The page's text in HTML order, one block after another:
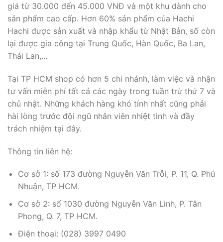
giá từ 30.000 đến 45.000 VNĐ và một khu dành cho
sản phẩm cao cấp. Hơn 60% sản phẩm của Hachi
Hachi được sản xuất và nhập khẩu từ Nhật Bản, số còn
lại được gia công tại Trung Quốc, Hàn Quốc, Ba Lan,
Thái Lan,…
Tại TP HCM shop có hơn 5 chi nhánh, làm việc và nhận
tư vấn miễn phí tất cả các ngày trong tuần trừ thứ 7 và
chủ nhật. Những khách hàng khó tính nhất cũng phải
hài lòng trước đội ngũ nhân viên nhiệt tình và đầy
trách nhiệm tại đây.
Thông tin liên hệ:
Cơ sở 1: số 173 đường Nguyễn Văn Trỗi, P. 11, Q. Phú
Nhuận, TP HCM.
Cơ sở 2: số 1030 đường Nguyễn Văn Linh, P. Tân
Phong, Q. 7, TP HCM.
Điện thoại: (028) 3997 0490